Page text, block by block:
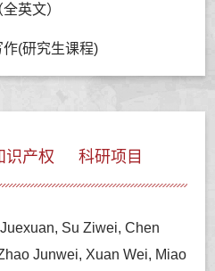
英文）
(研究生课程)
识产权 科研项目
Su Ziwei, Chen
Junwei, Xuan Wei, Miao